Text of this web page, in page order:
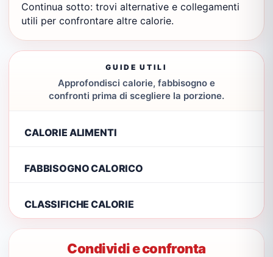
Continua sotto: trovi alternative e collegamenti
utili per confrontare altre calorie.
GUIDE UTILI
Approfondisci calorie, fabbisogno e
confronti prima di scegliere la porzione.
CALORIE ALIMENTI
FABBISOGNO CALORICO
CLASSIFICHE CALORIE
Condividi e confronta